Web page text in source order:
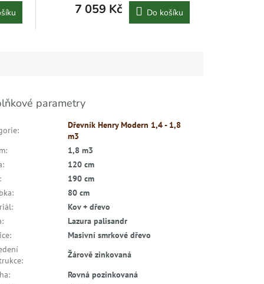
7 059 Kč Do košíku
parametry
:
Dřevník Henry Modern 1,4 - 1,8
m3
:
1,8 m3
:
120 cm
:
190 cm
:
80 cm
:
Kov + dřevo
:
Lazura palisandr
:
Masivní smrkové dřevo
:
Žárově zinkovaná
:
Rovná pozinkovaná